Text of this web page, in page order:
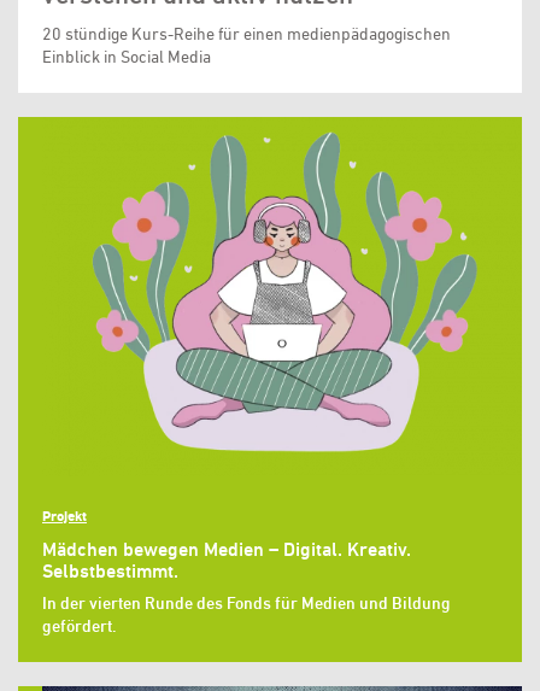
20 stündige Kurs-Reihe für einen medienpädagogischen
Einblick in Social Media
Projekt
Mädchen bewegen Medien – Digital. Kreativ.
Selbstbestimmt.
In der vierten Runde des Fonds für Medien und Bildung
gefördert.